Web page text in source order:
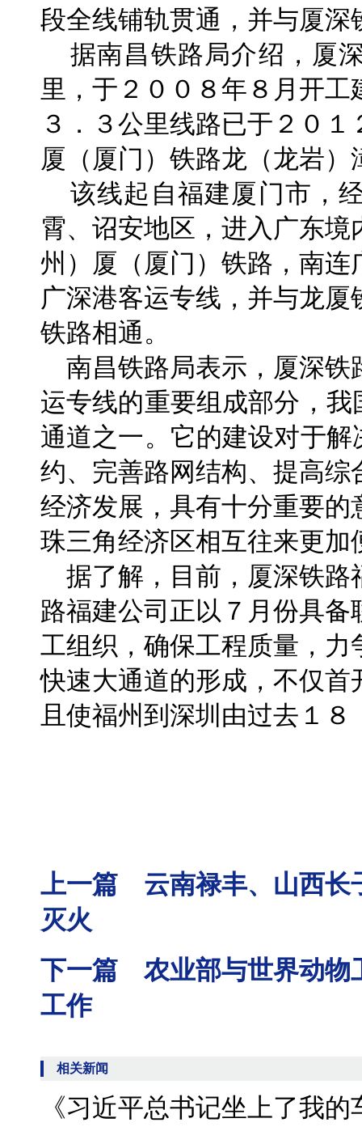
段全线铺轨贯通，并与厦深
据南昌铁路局介绍，厦
里，于２００８年８月开
３．３公里线路已于２０
厦（厦门）铁路龙（龙岩
该线起自福建厦门市，
霄、诏安地区，进入广东
州）厦（厦门）铁路，南
广深港客运专线，并与龙
铁路相通。
南昌铁路局表示，厦深铁
运专线的重要组成部分，
通道之一。它的建设对于
约、完善路网结构、提高
经济发展，具有十分重要
珠三角经济区相互往来更加
据了解，目前，厦深铁路
路福建公司正以７月份具
工组织，确保工程质量，
快速大通道的形成，不仅
且使福州到深圳由过去１
上一篇 云南禄丰、山西长
灭火
下一篇 农业部与世界动物
工作
相关新闻
《习近平总书记坐上了我